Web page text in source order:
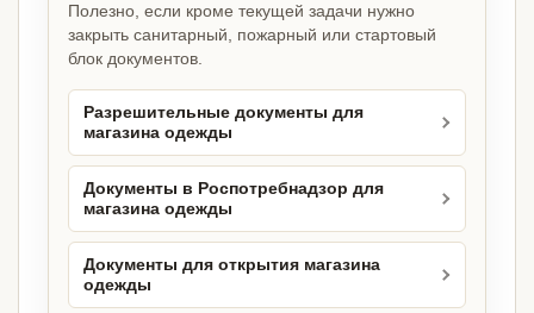
Полезно, если кроме текущей задачи нужно
закрыть санитарный, пожарный или стартовый
блок документов.
Разрешительные документы для
магазина одежды
Документы в Роспотребнадзор для
магазина одежды
Документы для открытия магазина
одежды